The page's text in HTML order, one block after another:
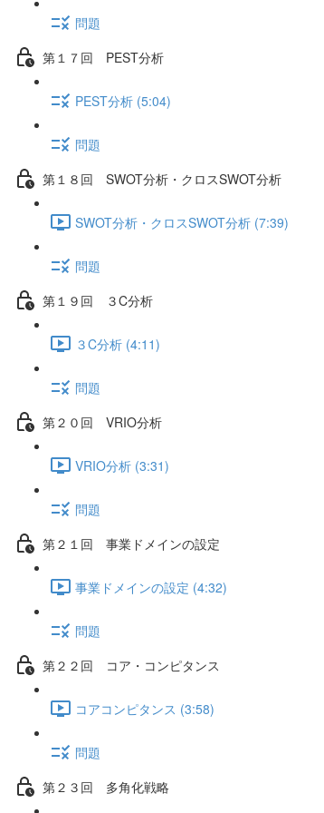
問題
第１７回 PEST分析
PEST分析 (5:04)
問題
第１８回 SWOT分析・クロスSWOT分析
SWOT分析・クロスSWOT分析 (7:39)
問題
第１９回 ３C分析
３C分析 (4:11)
問題
第２０回 VRIO分析
VRIO分析 (3:31)
問題
第２１回 事業ドメインの設定
事業ドメインの設定 (4:32)
問題
第２２回 コア・コンピタンス
コアコンピタンス (3:58)
問題
第２３回 多角化戦略